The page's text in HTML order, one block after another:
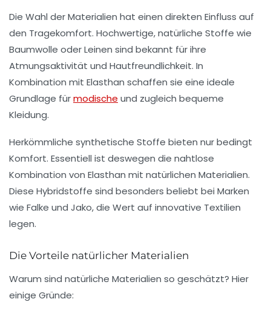
Die Wahl der Materialien hat einen direkten Einfluss auf
den Tragekomfort. Hochwertige, natürliche Stoffe wie
Baumwolle oder Leinen sind bekannt für ihre
Atmungsaktivität und Hautfreundlichkeit. In
Kombination mit Elasthan schaffen sie eine ideale
Grundlage fürmodische und zugleich bequeme
Kleidung.
Herkömmliche synthetische Stoffe bieten nur bedingt
Komfort. Essentiell ist deswegen die nahtlose
Kombination von Elasthan mit natürlichen Materialien.
Diese Hybridstoffe sind besonders beliebt bei Marken
wie Falke und Jako, die Wert auf innovative Textilien
legen.
Die Vorteile natürlicher Materialien
Warum sind natürliche Materialien so geschätzt? Hier
einige Gründe: